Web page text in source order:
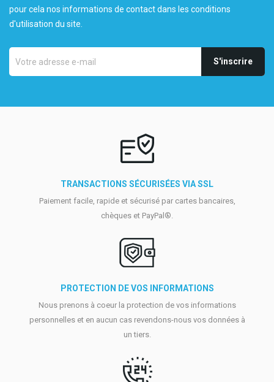
pour cela nos informations de contact dans les conditions
d'utilisation du site.
TRANSACTIONS SÉCURISÉES VIA SSL
Paiement facile, rapide et sécurisé par cartes bancaires,
chèques et PayPal®.
PROTECTION DE VOS INFORMATIONS
Nous prenons à coeur la protection de vos informations
personnelles et en aucun cas revendons-nous vos données à
un tiers.